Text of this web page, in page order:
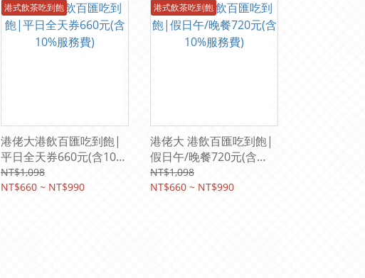
港式飲茶吃到飽
港佬大港飲百匯吃到飽|
平日全天券660元(含10%
服務費)
NT$1,098
NT$660 ~ NT$990
港式飲茶吃到飽
港佬大 港飲百匯吃到飽|
假日午/晚餐720元(含
10%服務費)
NT$1,098
NT$660 ~ NT$990